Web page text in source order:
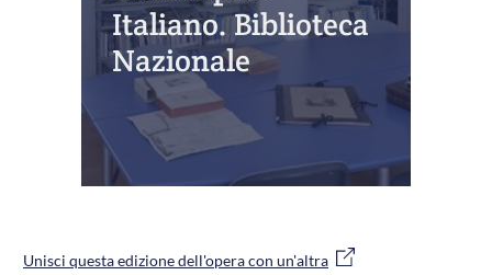
Italiano. Biblioteca
Nazionale
Unisci questa edizione dell'opera con un'altra